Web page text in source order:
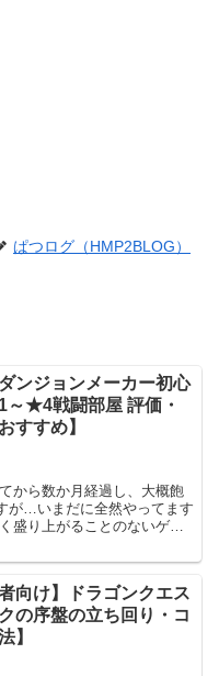
ぱつログ（HMP2BLOG）
ダンジョンメーカー初心
★4戦闘部屋 評価・
すすめ】
から数か月経過し、大概飽
が…いまだに全然やってます
盛り上がることのないゲー
者向け】ドラゴンクエス
の序盤の立ち回り・コ
】